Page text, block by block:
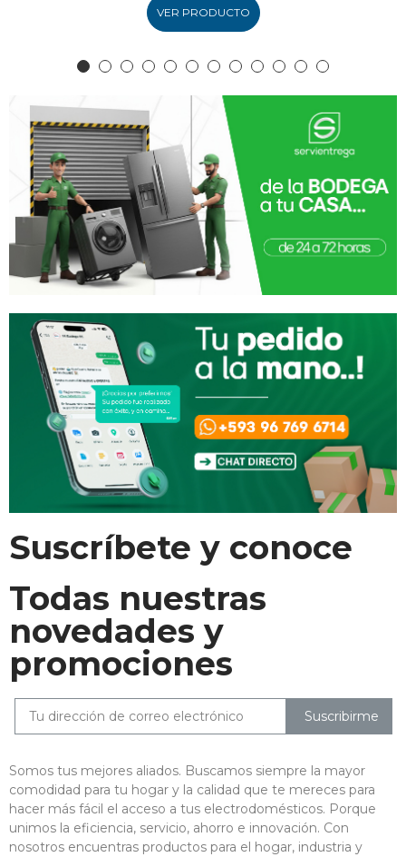
VER PRODUCTO
Suscríbete y conoce
Todas nuestras
novedades y
promociones
Suscribirme
Somos tus mejores aliados. Buscamos siempre la mayor
comodidad para tu hogar y la calidad que te mereces para
hacer más fácil el acceso a tus electrodomésticos. Porque
unimos la eficiencia, servicio, ahorro e innovación. Con
nosotros encuentras productos para el hogar, industria y